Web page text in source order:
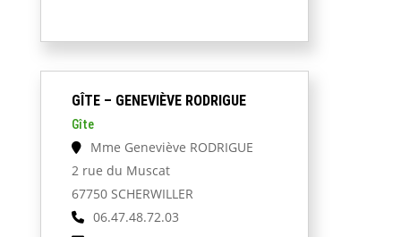
GÎTE – GENEVIÈVE RODRIGUE
Gîte
Mme Geneviève RODRIGUE
2 rue du Muscat
67750 SCHERWILLER
06.47.48.72.03